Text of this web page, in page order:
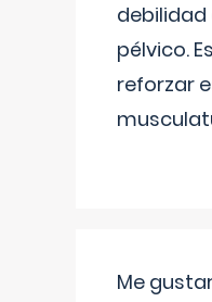
debilidad
pélvico.
reforzar
Me